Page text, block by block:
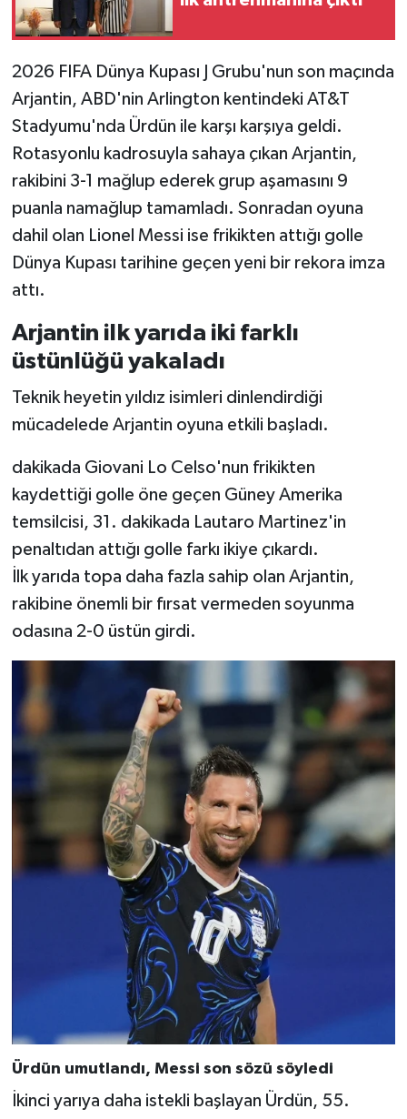
2026 FIFA Dünya Kupası J Grubu'nun son maçında
Arjantin, ABD'nin Arlington kentindeki AT&T
Stadyumu'nda Ürdün ile karşı karşıya geldi.
Rotasyonlu kadrosuyla sahaya çıkan Arjantin,
rakibini 3-1 mağlup ederek grup aşamasını 9
puanla namağlup tamamladı. Sonradan oyuna
dahil olan Lionel Messi ise frikikten attığı golle
Dünya Kupası tarihine geçen yeni bir rekora imza
attı.
Arjantin ilk yarıda iki farklı
üstünlüğü yakaladı
Teknik heyetin yıldız isimleri dinlendirdiği
mücadelede Arjantin oyuna etkili başladı.
dakikada Giovani Lo Celso'nun frikikten
kaydettiği golle öne geçen Güney Amerika
temsilcisi, 31. dakikada Lautaro Martinez'in
penaltıdan attığı golle farkı ikiye çıkardı.
İlk yarıda topa daha fazla sahip olan Arjantin,
rakibine önemli bir fırsat vermeden soyunma
odasına 2-0 üstün girdi.
Ürdün umutlandı, Messi son sözü söyledi
İkinci yarıya daha istekli başlayan Ürdün, 55.